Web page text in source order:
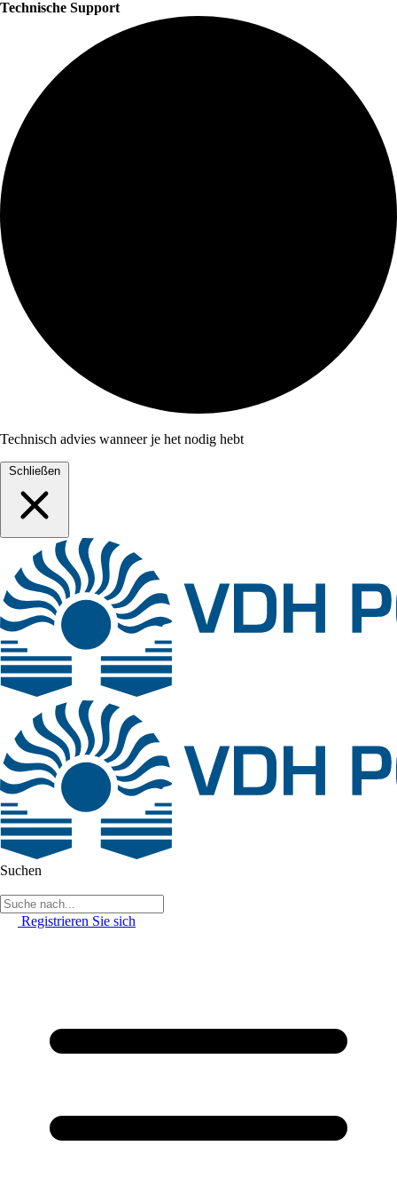
Technische Support
Technisch advies wanneer je het nodig hebt
Schließen
Suchen
Registrieren Sie sich